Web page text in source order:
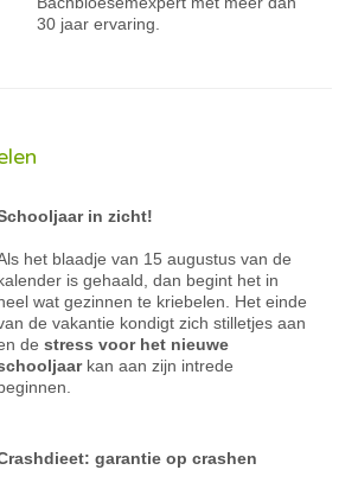
30 jaar ervaring.
in zicht!
het blaadje van 15 augustus van de
is gehaald, dan begint het in
wat gezinnen te kriebelen. Het einde
de vakantie kondigt zich stilletjes aan
destress voor het nieuwe
kan aan zijn intrede
garantie op crashen